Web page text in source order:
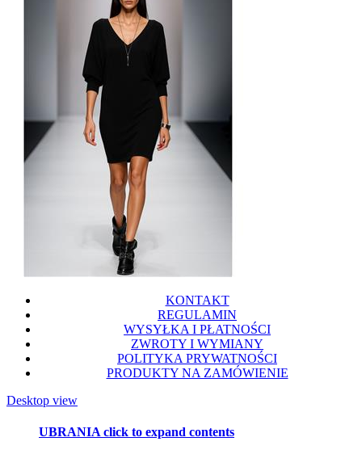
KONTAKT
REGULAMIN
WYSYŁKA I PŁATNOŚCI
ZWROTY I WYMIANY
POLITYKA PRYWATNOŚCI
PRODUKTY NA ZAMÓWIENIE
Desktop view
UBRANIAclick to expand contents